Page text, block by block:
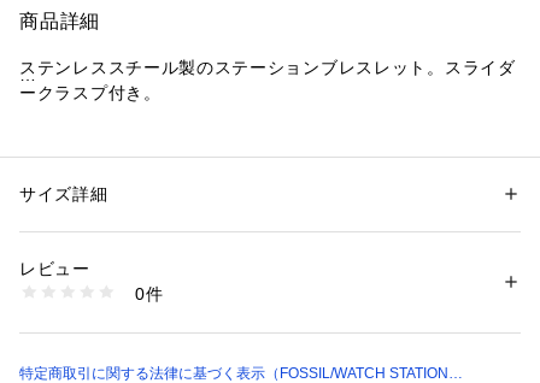
商品詳細
ステンレススチール製のステーションブレスレット。スライダ
ークラスプ付き。
性別：レディース
ングル
1096400000598
サイズ詳細
レビュー
0件
特定商取引に関する法律に基づく表示（FOSSIL/WATCH STATION